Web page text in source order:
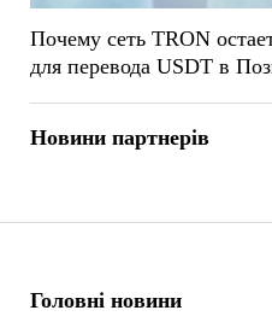
Головні новини
Почему сеть TRON
для перевода USDT в
Новини партнерів